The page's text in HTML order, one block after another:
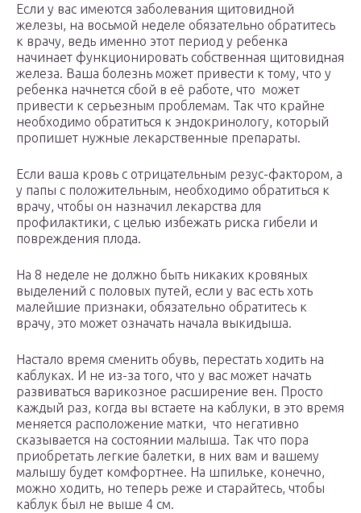
Если у вас имеются заболевания щитовидной
железы, на восьмой неделе обязательно обратитесь
к врачу, ведь именно этот период у ребенка
начинает функционировать собственная щитовидная
железа. Ваша болезнь может привести к тому, что у
ребенка начнется сбой в её работе, что может
привести к серьезным проблемам. Так что крайне
необходимо обратиться к эндокринологу, который
пропишет нужные лекарственные препараты.
Если ваша кровь с отрицательным резус-фактором, а
у папы с положительным, необходимо обратиться к
врачу, чтобы он назначил лекарства для
профилактики, с целью избежать риска гибели и
повреждения плода.
На 8 неделе не должно быть никаких кровяных
выделений с половых путей, если у вас есть хоть
малейшие признаки, обязательно обратитесь к
врачу, это может означать начала выкидыша.
Настало время сменить обувь, перестать ходить на
каблуках. И не из-за того, что у вас может начать
развиваться варикозное расширение вен. Просто
каждый раз, когда вы встаете на каблуки, в это время
меняется расположение матки, что негативно
сказывается на состоянии малыша. Так что пора
приобретать легкие балетки, в них вам и вашему
малышу будет комфортнее. На шпильке, конечно,
можно ходить, но теперь реже и старайтесь, чтобы
каблук был не выше 4 см.